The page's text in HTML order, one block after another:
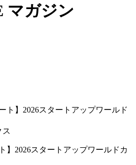
マガジン
ス
】2026スタートアップワールドカ